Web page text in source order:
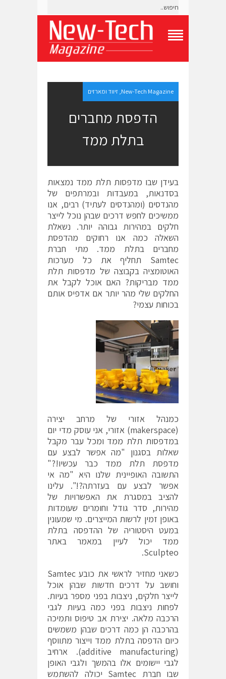
g
l
e
N
n
M
e
n
u
New-Tech Magazine זיווד ומארזים
הדפסת מחברים
בתלת ממד
בעידן שבו מדפסות תלת ממד נמצאות
בסדנאות, במעבדות ובמרתפים של
מהנדסים (ומהנדסים לעתיד) רבים, אנו
ממשיכים לחפש דרכים שבהן נוכל לייצר
חלקים במהירות גבוהה יותר. נשאלת
השאלה כמה אנו רחוקים מהדפסת
מחברים בתלת ממד. מתי חברת
Samtec תחליף את כל מערכות
האוטומציה בקבוצה של מדפסות תלת
ממד מבריקות? האם אוכל לקבל את
החלקים שלי מהר יותר אם אדפיס אותם
בכוחות עצמי?
כמנהל אזורי של מרחב יצירה
(makerspace) אזורי, אני עוסק מדי יום
במדפסות תלת ממד ומכל עבר מקבל
שאלות בסגנון "מה אפשר לבצע עם
מדפסת תלת ממד כבר עכשיו!?"
התשובה האופיינית שלנו היא "מה אי
אפשר לבצע עם בעזרתה?!". עלינו
להציב במסגרת את האפשרויות של
מהירות, סדר גודל וחומרים שעומדות
באופן זמין לרשות המייצרים. מי שמעונין
במעט היסטוריה של ההדפסה בתלת
ממד יכול לעיין במאמר באתר
Sculpteo.
כשאני מחזיר לראשי את כובע Samtec
וחושב על דרכים חדשות שבהן אוכל
לייצר חלקים, ניצבות בפני מספר בעיות.
לפחות ניצבות בפני כמה בעיות לגבי
הרכבה מלאה. יצירת אב טיפוס ותמיכה
בהרכבה הן כמה דרכים שבהן משמשים
כיום הדפסה בתלת ממד וייצור מתווסף
(additive manufacturing). ארחיב
לגבי יישומים אלו בהמשך ולגבי האופן
שבו חברת Samtec יכולה להשתמש